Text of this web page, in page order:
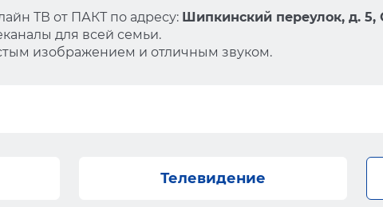
ТВ от ПАКТ по адресу: Шипкинский переулок, д. 5,
для всей семьи.
изображением и отличным звуком.
Телевидение